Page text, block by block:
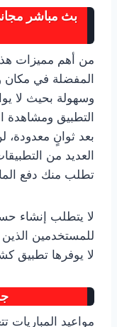
من أهم مميزات هذا
المفضلة في
وسهولة بحيث لا
التطبيق ومشاهدة
بعد ثوانٍ
العديد من
تطلب منك دفع
لا يتطلب إنشاء
للمستخدمين
لا يوفرها تطبيق
مواعيد المباريات